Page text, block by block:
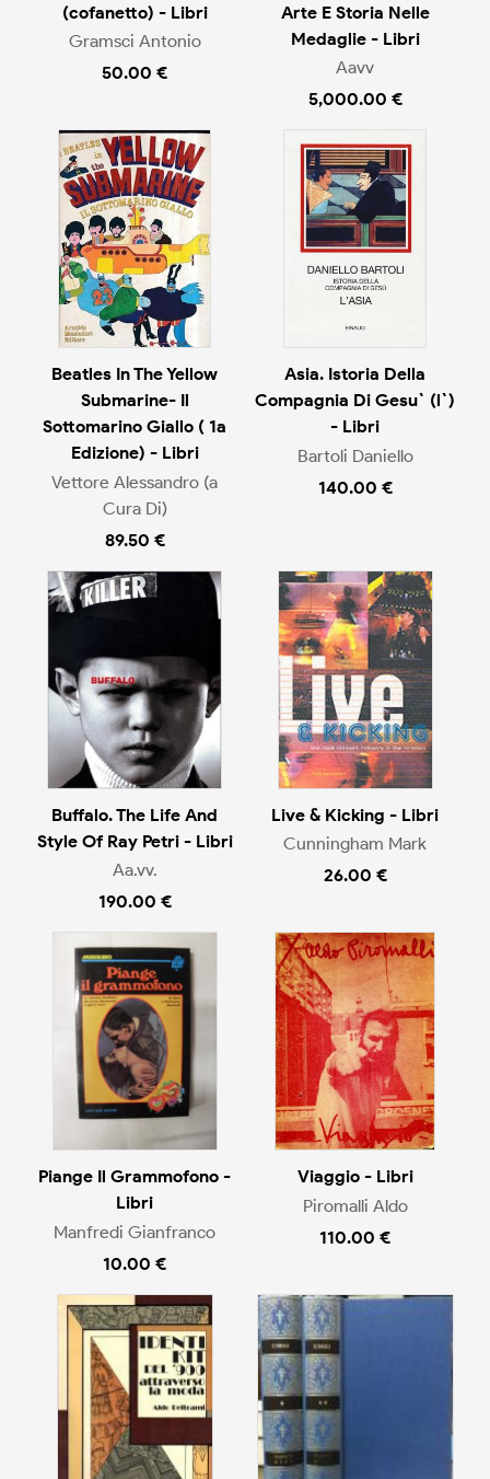
(cofanetto) - Libri
Gramsci Antonio
50.00 €
Arte E Storia Nelle
Medaglie - Libri
Aavv
5,000.00 €
Beatles In The Yellow
Submarine- Il
Sottomarino Giallo ( 1a
Edizione) - Libri
Vettore Alessandro (a
Cura Di)
89.50 €
Asia. Istoria Della
Compagnia Di Gesu` (l`)
- Libri
Bartoli Daniello
140.00 €
Buffalo. The Life And
Style Of Ray Petri - Libri
Aa.vv.
190.00 €
Live & Kicking - Libri
Cunningham Mark
26.00 €
Piange Il Grammofono -
Libri
Manfredi Gianfranco
10.00 €
Viaggio - Libri
Piromalli Aldo
110.00 €